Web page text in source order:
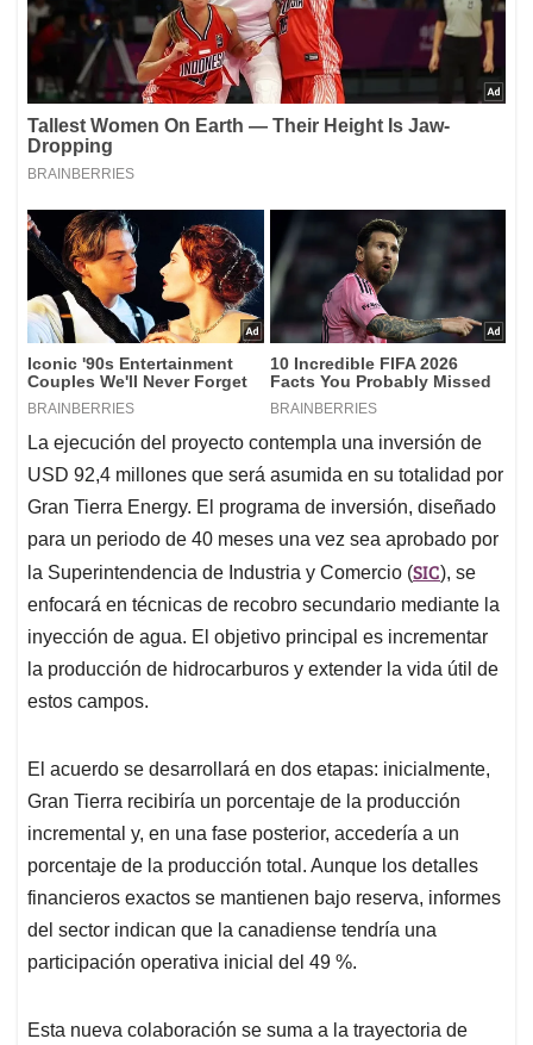
La ejecución del proyecto contempla una inversión de
USD 92,4 millones que será asumida en su totalidad por
Gran Tierra Energy. El programa de inversión, diseñado
para un periodo de 40 meses una vez sea aprobado por
la Superintendencia de Industria y Comercio (SIC), se
enfocará en técnicas de recobro secundario mediante la
inyección de agua. El objetivo principal es incrementar
la producción de hidrocarburos y extender la vida útil de
estos campos.
El acuerdo se desarrollará en dos etapas: inicialmente,
Gran Tierra recibiría un porcentaje de la producción
incremental y, en una fase posterior, accedería a un
porcentaje de la producción total. Aunque los detalles
financieros exactos se mantienen bajo reserva, informes
del sector indican que la canadiense tendría una
participación operativa inicial del 49 %.
Esta nueva colaboración se suma a la trayectoria de